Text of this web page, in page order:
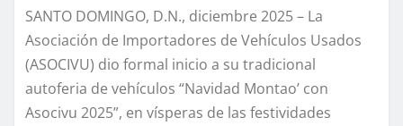
SANTO DOMINGO, D.N., diciembre 2025 – La
Asociación de Importadores de Vehículos Usados
(ASOCIVU) dio formal inicio a su tradicional
autoferia de vehículos “Navidad Montao’ con
Asocivu 2025”, en vísperas de las festividades